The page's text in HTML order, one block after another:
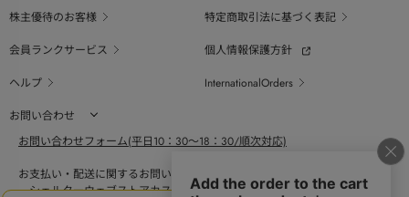
株主優待のお客様
特定商取引法に基づく表記
会員ランクサービス
個人情報保護方針
ヘルプ
InternationalOrders
お問い合わせ
お問い合わせフォーム(平日10：30～18：30/順次対応)
お支払い・配送に関するお問い合わせ（平日10：30～18：00）
シェルターウェブストアカスタマーセンター